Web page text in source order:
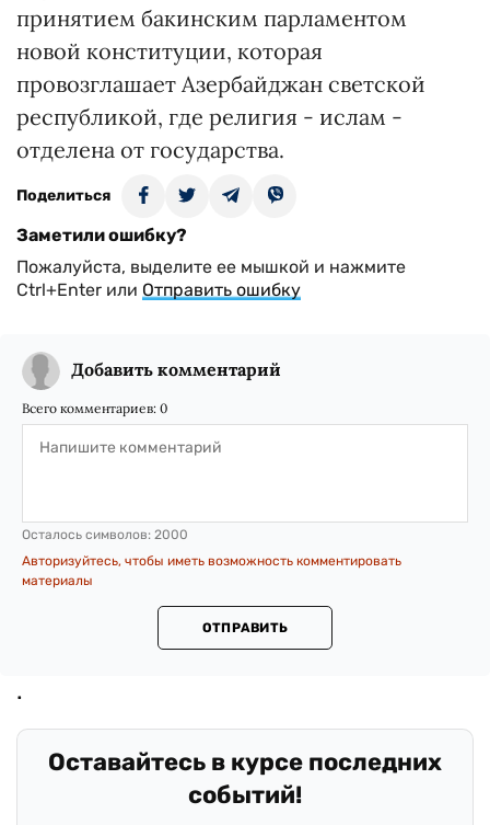
принятием бакинским парламентом
новой конституции, которая
провозглашает Азербайджан светской
республикой, где религия - ислам -
отделена от государства.
Поделиться
Заметили ошибку?
Пожалуйста, выделите ее мышкой и нажмите
Ctrl+Enter или Отправить ошибку
Добавить комментарий
Всего комментариев: 0
Осталось символов: 2000
Авторизуйтесь, чтобы иметь возможность комментировать
материалы
ОТПРАВИТЬ
Оставайтесь в курсе последних
событий!